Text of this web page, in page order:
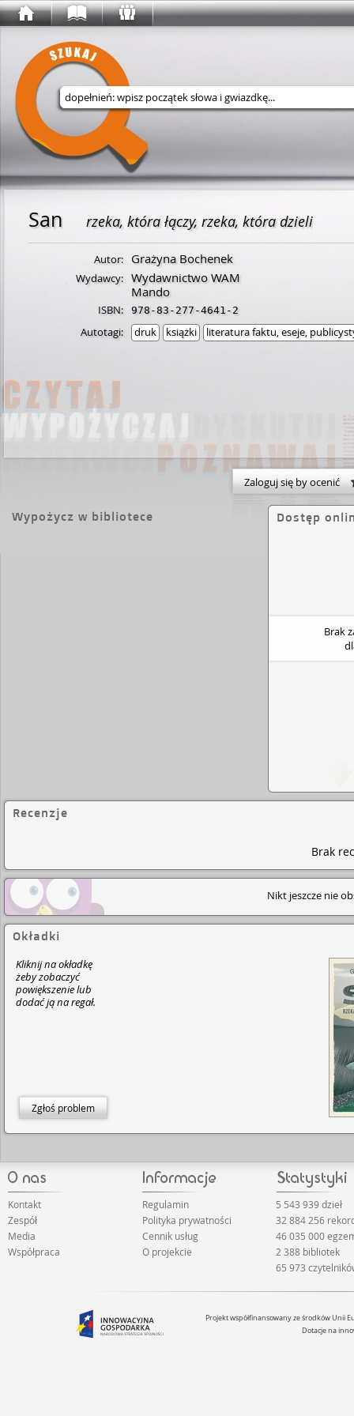
Wyszukaj w serwisie
San rzeka, która łączy, rzeka, która dzieli
Autor: Grażyna Bochenek
Wydawcy: Wydawnictwo WAM
Mando
ISBN: 978-83-277-4641-2
Autotagi: druk książki literatura faktu, eseje,
Zaloguj się by ocenić
Wypożycz w bibliotece Dostęp
Brak
Recenzje
Brak
Nikt jeszcze nie
Okładki
Kliknij na okładkę
żeby zobaczyć
powiększenie lub
dodać ją na regał.
Zgłoś problem
Kontakt
Zespół
Media
Współpraca
Regulamin
Polityka prywatności
Cennik usług
O projekcie
5 543 939 dzieł
32 884 256
46 035 000
2 388 bibliotek
65 973
Projekt współfinansowany ze środków Unii
Dotacje na